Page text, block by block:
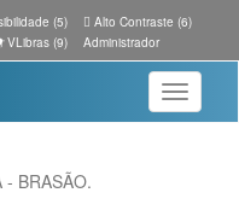
(5)
Alto Contraste (6)
VLibras (9) Administrador
Toggle
- BRASÃO.